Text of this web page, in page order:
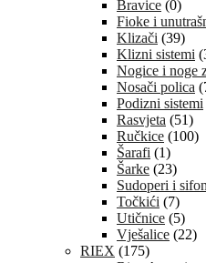
Bravice (0)
Fioke i
Klizači (39)
Klizni sistemi
Nogice i noge
Nosači polica
Podizni sistemi
Rasvjeta (51)
Ručkice (100)
Šarafi (1)
Šarke (23)
Sudoperi i
Točkići (7)
Utičnice (5)
Vješalice (22)
RIEX (175)